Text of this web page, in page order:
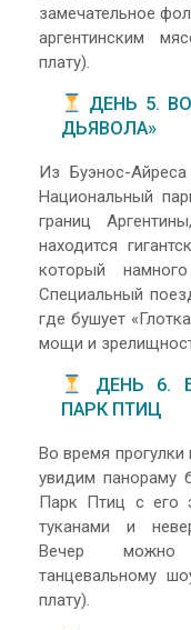
замечательное
аргентинским
плату).
ДЕНЬ 5.
ДЬЯВОЛА»
Из Буэнос-
Национальный
границ
находится
который
Специальный
где бушует
мощи и
ДЕНЬ 6.
ПАРК ПТИЦ
Во время
увидим панораму
Парк Птиц с его
туканами и
Вечер можно
танцевальному
плату).